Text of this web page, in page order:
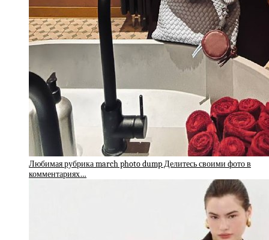
Любимая рубрика march photo dump Делитесь своими фото в
комментариях…